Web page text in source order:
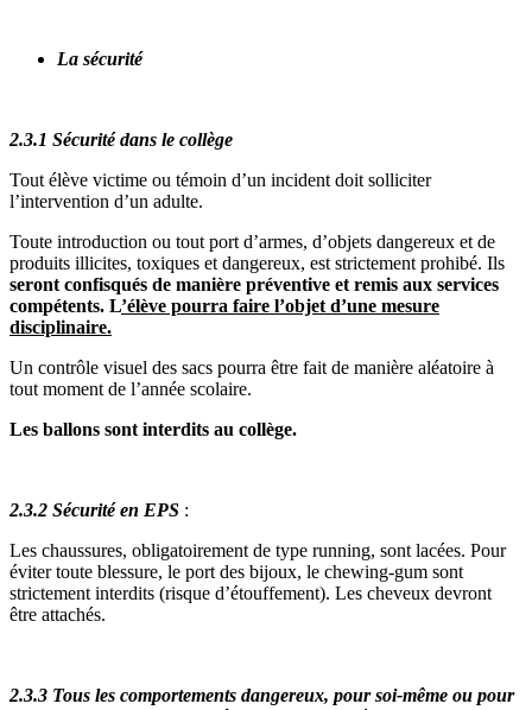
La sécurité
2.3.1 Sécurité dans le collège
Tout élève victime ou témoin d’un incident doit solliciter
l’intervention d’un adulte.
Toute introduction ou tout port d’armes, d’objets dangereux et de
produits illicites, toxiques et dangereux, est strictement prohibé. Ils
seront confisqués de manière préventive et remis aux services
compétents. L’élève pourra faire l’objet d’une mesure
disciplinaire.
Un contrôle visuel des sacs pourra être fait de manière aléatoire à
tout moment de l’année scolaire.
Les ballons sont interdits au collège.
2.3.2 Sécurité en EPS :
Les chaussures, obligatoirement de type running, sont lacées. Pour
éviter toute blessure, le port des bijoux, le chewing-gum sont
strictement interdits (risque d’étouffement). Les cheveux devront
être attachés.
2.3.3 Tous les comportements dangereux, pour soi-même ou pour